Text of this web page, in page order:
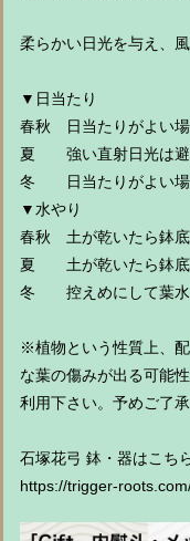
柔らかい日光を与え、風
▼日当たり
春秋 日当たりがよい
夏 強い直射日光は避
冬 日当たりがよい場
▼水やり
春秋 土が乾いたら鉢
夏 土が乾いたら鉢底
冬 控えめにして葉水
※植物という性質上、
な葉の傷みが出る可能
利用下さい。予めご了
石塚花弓 鉢・器はこち
https://trigger-